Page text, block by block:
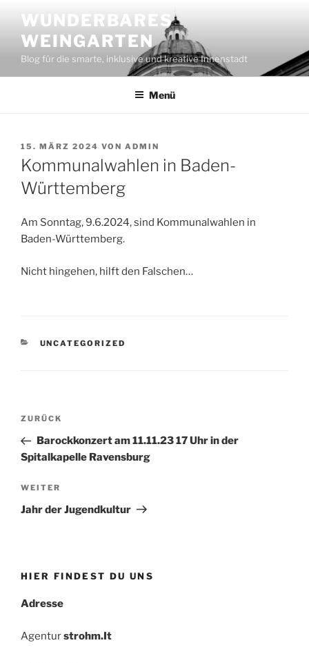
Inhalt
springen
WUNDERBARES
WEINGARTEN
Blog für die smarte, inklusive und kreative Innenstadt
Menü
VERÖFFENTLICHT
AM
15. MÄRZ 2024 VON ADMIN
Kommunalwahlen in Baden-
Württemberg
Am Sonntag, 9.6.2024, sind Kommunalwahlen in
Baden-Württemberg.
Nicht hingehen, hilft den Falschen…
KATEGORIEN
UNCATEGORIZED
Beitrags-
Vorheriger
Beitrag
ZURÜCK
Barockkonzert am 11.11.23 17 Uhr in der
Spitalkapelle Ravensburg
Nächster
Beitrag
WEITER
Jahr der Jugendkultur
HIER FINDEST DU UNS
Adresse
Agenturstrohm.It